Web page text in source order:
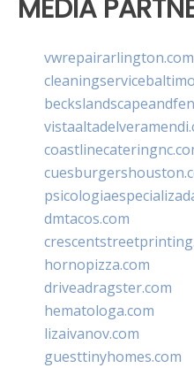
MEDIA
vwrepairarlington.com
dmtacos.com
hornopizza.com
driveadragster.com
hematologa.com
lizaivanov.com
guesttinyhomes.com